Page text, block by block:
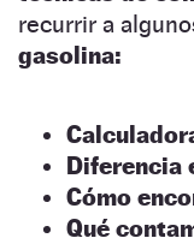
recurrir a
gasolina:
Diferencia
Cómo
Qué